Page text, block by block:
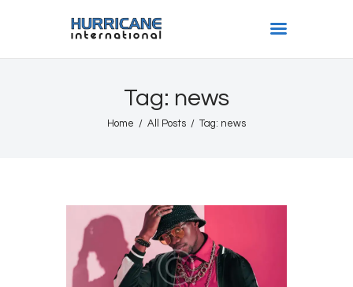
Tag: news
Home All Posts Tag: news
HURRICANE INTL
Shop
The Team
About